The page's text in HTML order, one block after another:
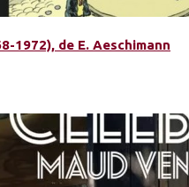
1972), de E. Aeschimann